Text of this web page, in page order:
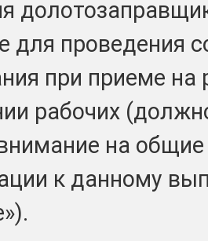
для проведения
при приеме на
рабочих
на
к данному